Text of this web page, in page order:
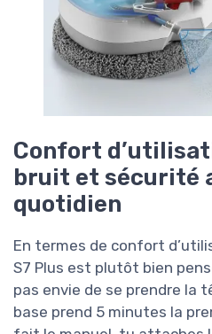
Confort
bruit et sécurité
quotidien
En termes de confort
S7 Plus est plutôt bien
pas envie de se prendre la
base prend 5 minutes la